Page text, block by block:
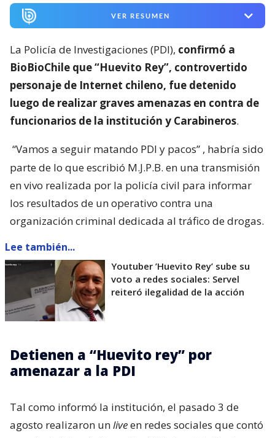
VER RESUMEN
La Policía de Investigaciones (PDI), confirmó a
BioBioChile que “Huevito Rey”, controvertido
personaje de Internet chileno, fue detenido
luego de realizar graves amenazas en contra de
funcionarios de la institución y Carabineros.
“Vamos a seguir matando PDI y pacos” , habría sido
parte de lo que escribió M.J.P.B. en una transmisión
en vivo realizada por la policía civil para informar
los resultados de un operativo contra una
organización criminal dedicada al tráfico de drogas.
Lee también...
Youtuber ’Huevito Rey’ sube su
voto a redes sociales: Servel
reiteró ilegalidad de la acción
Detienen a “Huevito rey” por
amenazar a la PDI
Tal como informó la institución, el pasado 3 de
agosto realizaron unliveen redes sociales que contó